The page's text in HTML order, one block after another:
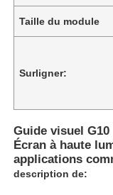
Taille du module
Surligner:
Guide visuel
Écran à haute
applications
description de: